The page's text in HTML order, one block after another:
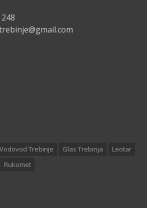
Vodovod Trebinje Glas Trebinja
Leotar
Rukomet